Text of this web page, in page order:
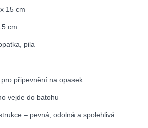
15 cm
cm
pila
připevnění na opasek
vejde do batohu
– pevná, odolná a spolehlivá